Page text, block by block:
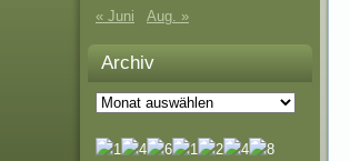
« Juni
Aug. »
Archiv
Archiv